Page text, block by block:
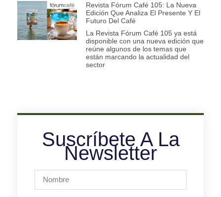
Revista Fórum Café 105: La Nueva
Edición Que Analiza El Presente Y El
Futuro Del Café
La Revista Fórum Café 105 ya está
disponible con una nueva edición que
reúne algunos de los temas que
están marcando la actualidad del
sector
Suscríbete A La
Newsletter